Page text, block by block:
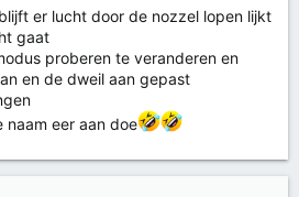
er lucht door de nozzel lopen lijkt
gaat
proberen te veranderen en
en de dweil aan gepast
naam eer aan doe